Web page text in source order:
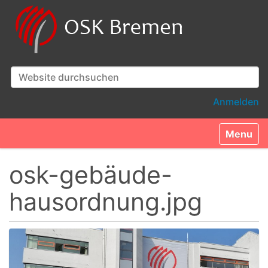
Website durchsuchen
Anmelden
Toggle
osk-gebäude-
hausordnung.jpg